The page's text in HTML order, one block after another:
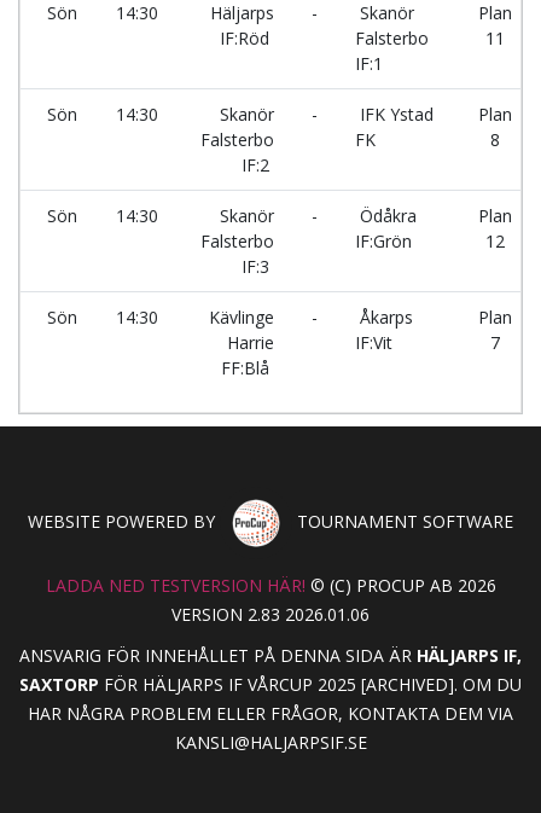
Sön 14:30
Häljarps
IF:Röd
-
Skanör
Falsterbo
IF:1
Plan
11
Sön 14:30
Skanör
Falsterbo
IF:2
-
IFK Ystad
FK
Plan
8
Sön 14:30
Skanör
Falsterbo
IF:3
-
Ödåkra
IF:Grön
Plan
12
Sön 14:30
Kävlinge
Harrie
FF:Blå
-
Åkarps
IF:Vit
Plan
7
WEBSITE POWERED BY TOURNAMENT SOFTWARE
LADDA NED TESTVERSION HÄR! © (C) PROCUP AB 2026
VERSION 2.83 2026.01.06
ANSVARIG FÖR INNEHÅLLET PÅ DENNA SIDA ÄR HÄLJARPS IF,
SAXTORP FÖR HÄLJARPS IF VÅRCUP 2025 [ARCHIVED]. OM DU
HAR NÅGRA PROBLEM ELLER FRÅGOR, KONTAKTA DEM VIA
KANSLI@HALJARPSIF.SE